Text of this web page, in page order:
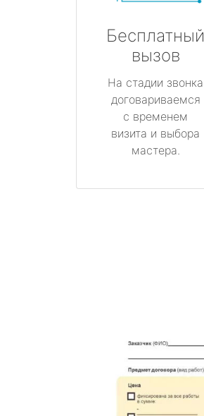
Бесплатный
вызов
На стадии звонка
договариваемся
с временем
визита и выбора
мастера.